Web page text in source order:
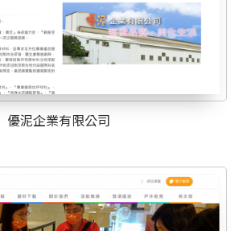
優泥企業有限公司